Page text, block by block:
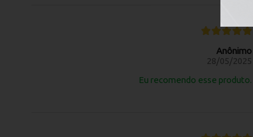
Anônimo
28/05/2025
Eu recomendo esse produto.